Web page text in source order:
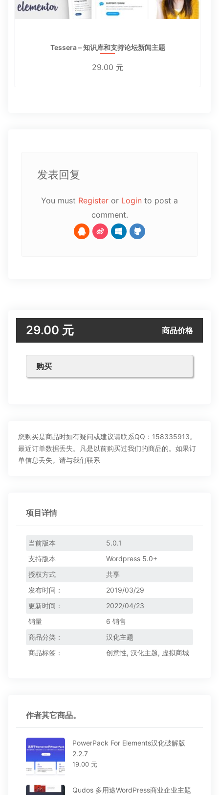
Tessera – 知识库和支持论坛新闻主题
29.00 元
发表回复
You must Register or Login to post a
comment.
29.00 元 商品价格
购买
您购买是商品时如有疑问或建议请联系QQ：158335913。
最近订单数据丢失。凡是以前购买过我们的商品的。如果订
单信息丢失。请与我们联系
项目详情
当前版本
5.0.1
支持版本
Wordpress 5.0+
授权方式
共享
发布时间：
2019/03/29
更新时间：
2022/04/23
销量
6 销售
商品分类：
汉化主题
商品标签：
创意性,汉化主题, 虚拟商城
作者其它商品。
PowerPack For Elements汉化破解版
2.2.7
19.00 元
Qudos 多用途WordPress商业企业主题